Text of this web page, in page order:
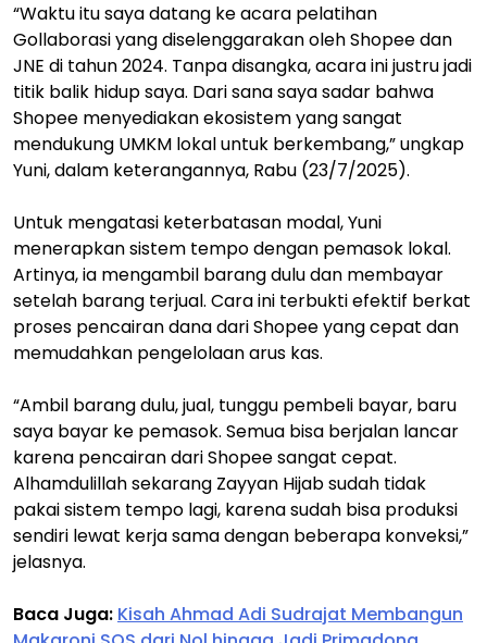
“Waktu itu saya datang ke acara pelatihan
Gollaborasi yang diselenggarakan oleh Shopee dan
JNE di tahun 2024. Tanpa disangka, acara ini justru jadi
titik balik hidup saya. Dari sana saya sadar bahwa
Shopee menyediakan ekosistem yang sangat
mendukung UMKM lokal untuk berkembang,” ungkap
Yuni, dalam keterangannya, Rabu (23/7/2025).
Untuk mengatasi keterbatasan modal, Yuni
menerapkan sistem tempo dengan pemasok lokal.
Artinya, ia mengambil barang dulu dan membayar
setelah barang terjual. Cara ini terbukti efektif berkat
proses pencairan dana dari Shopee yang cepat dan
memudahkan pengelolaan arus kas.
“Ambil barang dulu, jual, tunggu pembeli bayar, baru
saya bayar ke pemasok. Semua bisa berjalan lancar
karena pencairan dari Shopee sangat cepat.
Alhamdulillah sekarang Zayyan Hijab sudah tidak
pakai sistem tempo lagi, karena sudah bisa produksi
sendiri lewat kerja sama dengan beberapa konveksi,”
jelasnya.
Baca Juga: Kisah Ahmad Adi Sudrajat Membangun